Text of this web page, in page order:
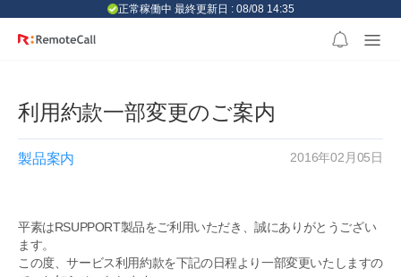
正常稼働中 最終更新日 : 08/08 14:35
利用約款一部変更のご案内
製品案内 2016年02月05日
平素はRSUPPORT製品をご利用いただき、誠にありがとうござい
ます。
この度、サービス利用約款を下記の日程より一部変更いたしますの